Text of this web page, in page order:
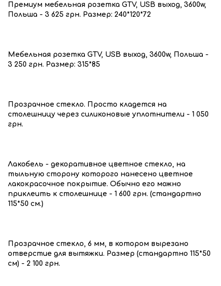
Премиум мебельная розетка GTV, USB выход, 3600w,
Польша - 3 625 грн. Размер: 240*120*72
Мебельная розетка GTV, USB выход, 3600w, Польша -
3 250 грн. Размер: 315*85
Прозрачное стекло. Просто кладется на
столешницу через силиконовые уплотнители - 1 050
грн.
Лакобель - декоративное цветное стекло, на
тыльную сторону которого нанесено цветное
лакокрасочное покрытие. Обычно его можно
приклеить к столешнице - 1 600 грн. (стандартно
115*50 см.)
Прозрачное стекло, 6 мм, в котором вырезано
отверстие для вытяжки. Размер (стандартно 115*50
см) - 2 100 грн.